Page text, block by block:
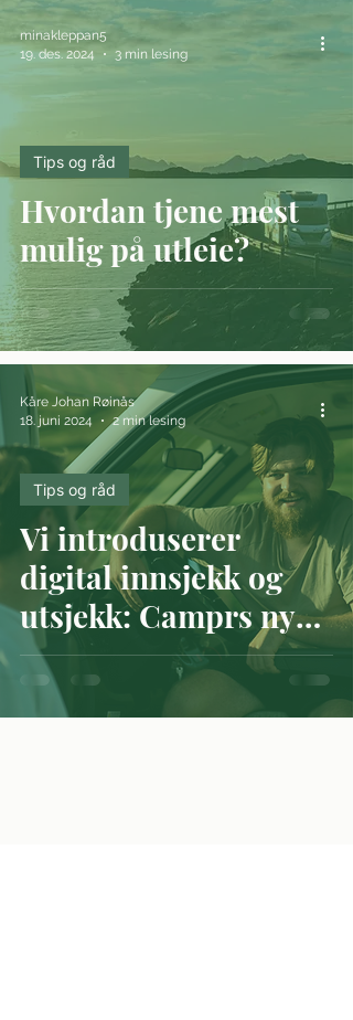
Hvordan tjene mest
mulig på utleie?
Tips og råd
minakleppan5
19. des. 2024
3 min lesing
Vi introduserer
digital innsjekk og
utsjekk: Camprs nye
utleieprosess
Tips og råd
Kåre Johan Røinås
18. juni 2024
2 min lesing